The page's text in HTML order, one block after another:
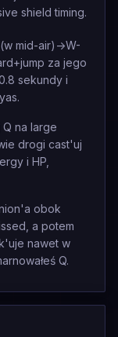
shield timing.
mid-air)->W-
za jego
sekundy i
na large
drogi cast'uj
i HP,
obok
a potem
nawet w
Q.